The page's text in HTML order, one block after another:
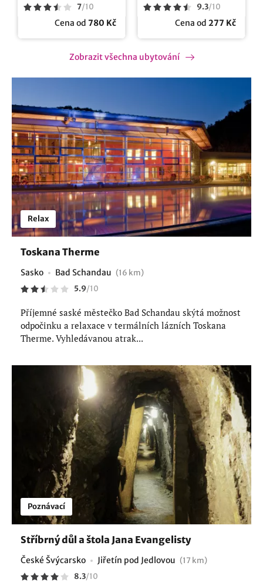
7/10
Cena od 780 Kč
9.3/10
Cena od 277 Kč
Zobrazit všechna ubytování
Relax
Toskana Therme
Sasko Bad Schandau (16 km)
5.9/10
Příjemné saské městečko Bad Schandau skýtá možnost
odpočinku a relaxace v termálních lázních Toskana
Therme. Vyhledávanou atrak...
Poznávací
Stříbrný důl a štola Jana Evangelisty
České Švýcarsko Jiřetín pod Jedlovou (17 km)
8.3/10